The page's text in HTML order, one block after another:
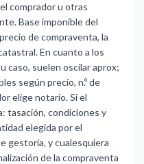
comprador u otras
Base imponible del
de compraventa, la
En cuanto a los
caso, suelen oscilar aprox;
según precio, n.º de
elige notario. Si el
tasación, condiciones y
elegida por el
‌gestoría, ‌y cualesquiera
‌de ‌la ‌compraventa